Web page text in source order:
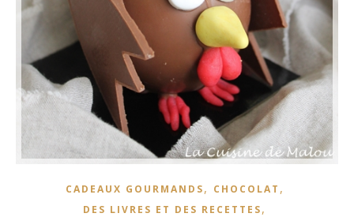
CADEAUX GOURMANDS, CHOCOLAT ,
DES LIVRES ET DES RECETTES,